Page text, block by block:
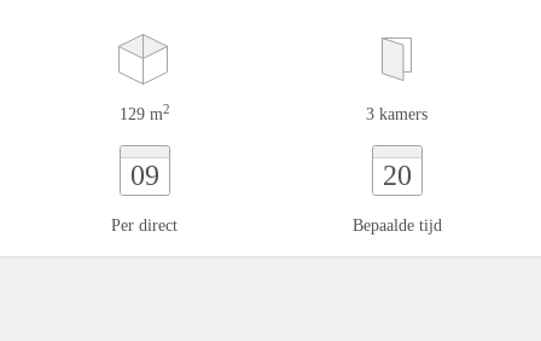
129 m2 3 kamers
09
Per direct
20
Bepaalde tijd